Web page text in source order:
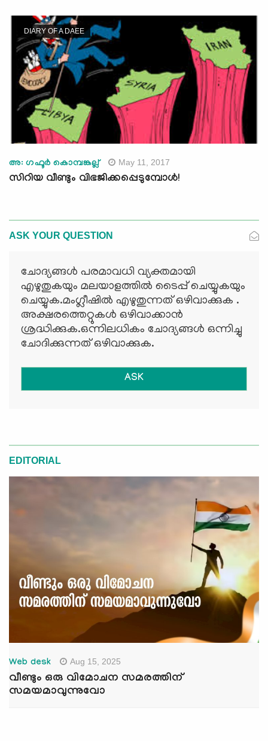
DIARY OF A DAEE
അ: ഗഫൂര്‍ കൊമ്പങ്കല്ല് May 11, 2017
സിറിയ വീണ്ടും വിഭജിക്കപ്പെടുമ്പോള്‍!
ASK YOUR QUESTION
ചോദ്യങ്ങള്‍ പരമാവധി വ്യക്തമായി
എഴുതുകയും മലയാളത്തില്‍ ടൈപ്പ് ചെയ്യുകയും
ചെയ്യുക.മംഗ്ലീഷില്‍ എഴുതുന്നത് ഒഴിവാക്കുക .
അക്ഷരത്തെറ്റുകള്‍ ഒഴിവാക്കാന്‍
ശ്രദ്ധിക്കുക.ഒന്നിലധികം ചോദ്യങ്ങള്‍ ഒന്നിച്ചു
ചോദിക്കുന്നത് ഒഴിവാക്കുക.
ASK
EDITORIAL
Web desk Aug 15, 2025
വീണ്ടും ഒരു വിമോചന സമരത്തിന്
സമയമാവുന്നുവോ